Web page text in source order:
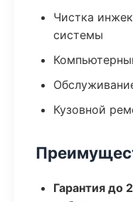
Чистка
системы
Кузовной
Гарантия до